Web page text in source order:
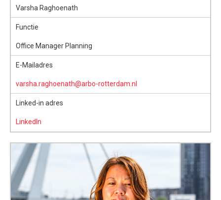
Varsha Raghoenath
Functie
Office Manager Planning
E-Mailadres
varsha.raghoenath@arbo-rotterdam.nl
Linked-in adres
LinkedIn